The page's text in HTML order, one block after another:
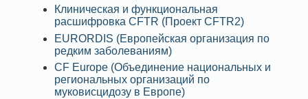
Клиническая и функциональная
расшифровка CFTR (Проект CFTR2)
EURORDIS (Европейская организация по
редким заболеваниям)
CF Europe (Объединение национальных и
региональных организаций по
муковисцидозу в Европе)